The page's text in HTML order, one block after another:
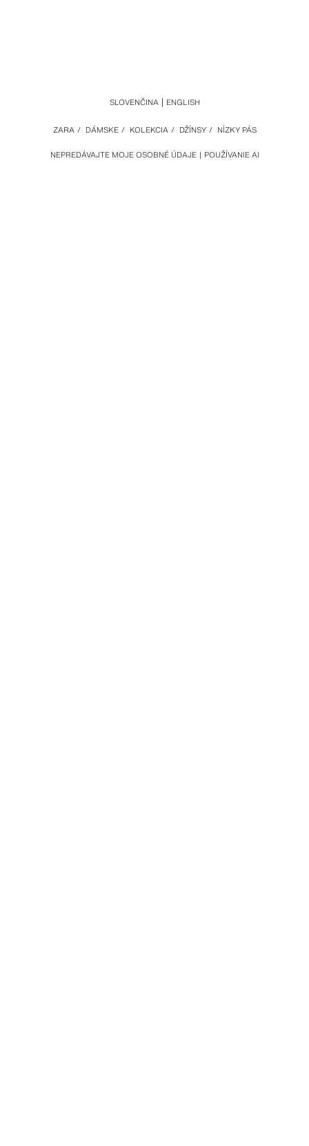
NEPREDÁVAJTE MOJE OSOBNÉ ÚDAJE POUŽÍVANIE AI
ZARA / DÁMSKE / KOLEKCIA / DŽÍNSY / NÍZKY PÁS
SLOVENČINA ENGLISH